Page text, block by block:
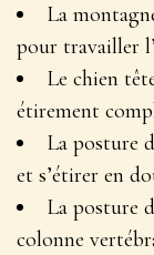
La
pour travailler
Le chien
étirement
La posture
et s’étirer en
La posture
colonne